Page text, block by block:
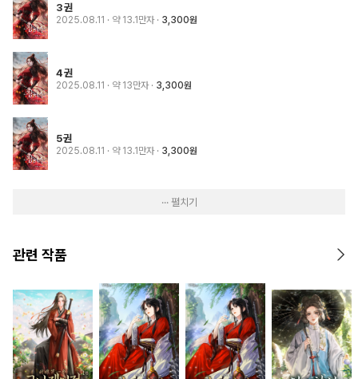
3권
2025.08.11 · 약 13.1만자 3,300원
4권
2025.08.11 · 약 13만자 3,300원
5권
2025.08.11 · 약 13.1만자 3,300원
··· 펼치기
관련 작품